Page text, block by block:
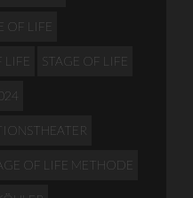
OF LIFE
STAGE OF LIFE
OF LIFE METHODE